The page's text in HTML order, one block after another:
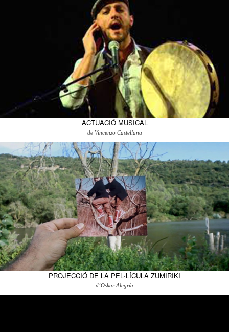
ACTUACIÓ MUSICAL
de Vincenzo Castellana
PROJECCIÓ DE LA PEL·LÍCULA ZUMIRIKI
d’Oskar Alegría